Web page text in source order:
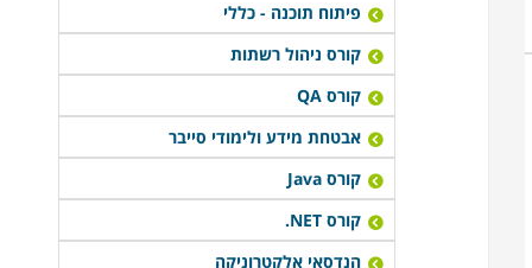
פיתוח תוכנה - כללי
קורס ניהול רשתות
קורס QA
אבטחת מידע ולימודי סייבר
קורס Java
קורס NET.
הנדסאי אלקטרוניקה